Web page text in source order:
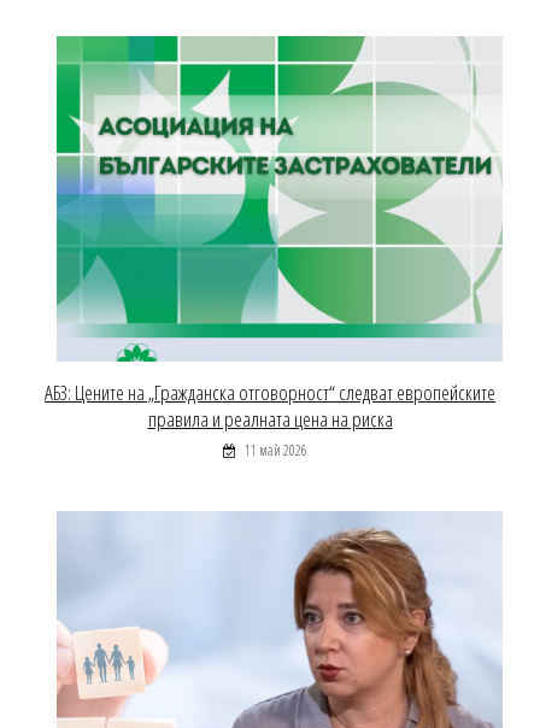
АБЗ: Цените на „Гражданска отговорност“ следват европейските
правила и реалната цена на риска
11 май 2026